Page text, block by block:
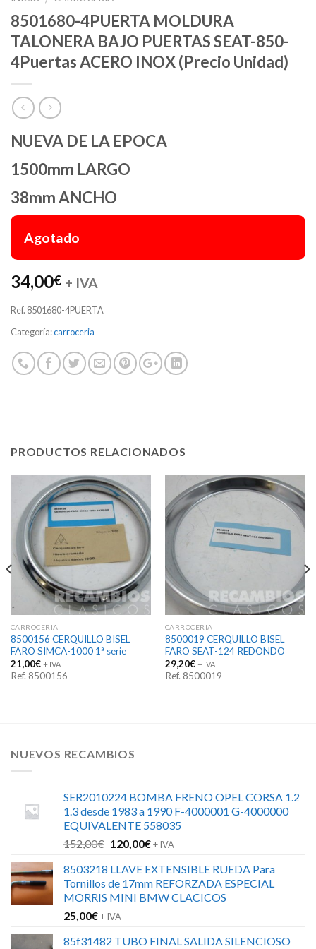
8501680-4PUERTA MOLDURA
TALONERA BAJO PUERTAS SEAT-850-
4Puertas ACERO INOX (Precio Unidad)
NUEVA DE LA EPOCA
1500mm LARGO
38mm ANCHO
Agotado
34,00€ + IVA
Ref. 8501680-4PUERTA
Categoría:carroceria
PRODUCTOS RELACIONADOS
CARROCERIA
8500156 CERQUILLO BISEL
FARO SIMCA-1000 1ª serie
21,00€ + IVA
Ref. 8500156
CARROCERIA
8500019 CERQUILLO BISEL
FARO SEAT-124 REDONDO
29,20€ + IVA
Ref. 8500019
NUEVOS RECAMBIOS
SER2010224 BOMBA FRENO OPEL CORSA 1.2
1.3 desde 1983 a 1990 F-4000001 G-4000000
EQUIVALENTE 558035
152,00€ El
original
era:
152,00€.
120,00€El
actual
es:
120,00€.
+ IVA
8503218 LLAVE EXTENSIBLE RUEDA Para
Tornillos de 17mm REFORZADA ESPECIAL
MORRIS MINI BMW CLACICOS
25,00€+ IVA
85f31482 TUBO FINAL SALIDA SILENCIOSO